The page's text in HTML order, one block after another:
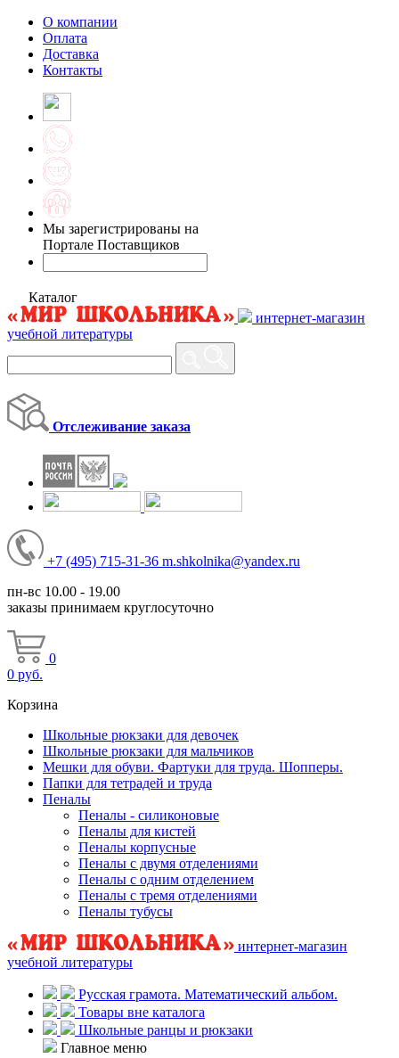
О компании
Оплата
Доставка
Контакты
Мы зарегистрированы на
Портале Поставщиков
Каталог
интернет-магазин
учебной литературы
Отслеживание заказа
+7 (495) 715-31-36 m.shkolnika@yandex.ru
пн-вс 10.00 - 19.00
заказы принимаем круглосуточно
0
0 руб.
Корзина
Школьные рюкзаки для девочек
Школьные рюкзаки для мальчиков
Мешки для обуви. Фартуки для труда. Шопперы.
Папки для тетрадей и труда
Пеналы
Пеналы - силиконовые
Пеналы для кистей
Пеналы корпусные
Пеналы с двумя отделениями
Пеналы с одним отделением
Пеналы с тремя отделениями
Пеналы тубусы
интернет-магазин
учебной литературы
Русская грамота. Математический альбом.
Товары вне каталога
Школьные ранцы и рюкзаки
Главное меню